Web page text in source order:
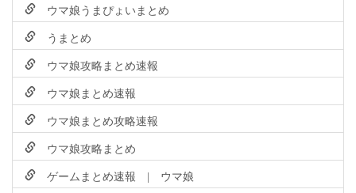
ウマ娘うまぴょいまとめ
うまとめ
ウマ娘攻略まとめ速報
ウマ娘まとめ速報
ウマ娘まとめ攻略速報
ウマ娘攻略まとめ
ゲームまとめ速報 | ウマ娘